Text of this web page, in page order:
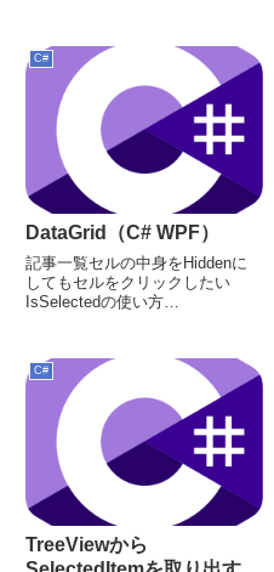
します。<DataGrid.CellStyle>
<Style TargetType...
C#
DataGrid（C# WPF）
記事一覧セルの中身をHiddenに
してもセルをクリックしたい
IsSelectedの使い方
Widthを取得するDataGridと
ListBoxのSelectedItem...
C#
TreeViewから